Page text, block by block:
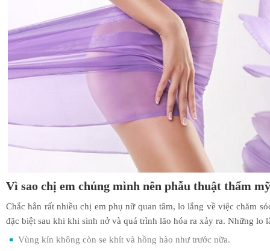
Vì sao chị em chúng mình nên phẫu thuật thẩm
Chắc hẳn rất nhiều chị em phụ nữ quan tâm, lo lắng về việc chăm
đặc biệt sau khi khi sinh nở và quá trình lão hóa ra xảy ra. Những lo
Vùng kín không còn se khít và hồng hào như trước nữa.